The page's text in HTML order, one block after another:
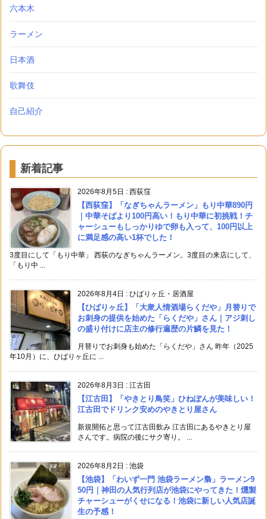
六本木
ラーメン
日本酒
歌舞伎
自己紹介
新着記事
2026年8月5日 : 西荻窪
【西荻窪】「なぎちゃんラーメン」もり中華890円
｜中華そばより100円高い！もり中華に初挑戦！チ
ャーシューもしっかりゆで卵も入って、100円以上
に満足感の高い1杯でした！
3度目にして「もり中華」 西荻のなぎちゃんラーメン。3度目の来店にして、
「もり中 ...
2026年8月4日 : ひばりヶ丘・居酒屋
【ひばりヶ丘】「大衆人情酒場らくだや」月替りで
お刺身の提供を始めた「らくだや」さん｜アジ刺し
の盛り付けに店主の修行遍歴の片鱗を見た！
月替りでお刺身も始めた「らくだや」さん 昨年（2025
年10月）に、ひばりヶ丘に ...
2026年8月3日 : 江古田
【江古田】「やきとり鳥笑」ひねぽんが美味しい！
江古田でドリンク安めのやきとり屋さん
新規開拓と思って江古田飲み 江古田にあるやきとり屋
さんです。病院の後にサク寄り。 ...
2026年8月2日 : 池袋
【池袋】「わいず一門 池袋ラーメン梟」ラーメン9
50円｜神田の人気行列店が池袋にやってきた！燻製
チャーシューがくせになる！池袋に新しい人気店誕
生の予感！